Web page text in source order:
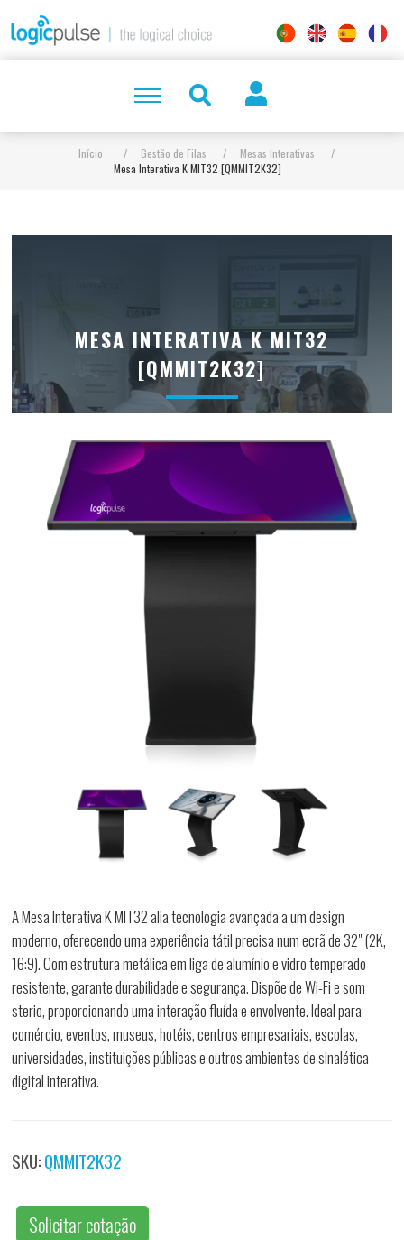
Início / Gestão de Filas / Mesas Interativas
/
Mesa Interativa K MIT32 [QMMIT2K32]
MESA INTERATIVA K MIT32
[QMMIT2K32]
A Mesa Interativa K MIT32 alia tecnologia avançada a um design
moderno, oferecendo uma experiência tátil precisa num ecrã de 32" (2K,
16:9). Com estrutura metálica em liga de alumínio e vidro temperado
resistente, garante durabilidade e segurança. Dispõe de Wi-Fi e som
sterio, proporcionando uma interação fluída e envolvente. Ideal para
comércio, eventos, museus, hotéis, centros empresariais, escolas,
universidades, instituições públicas e outros ambientes de sinalética
digital interativa.
SKU:QMMIT2K32
Solicitar cotação